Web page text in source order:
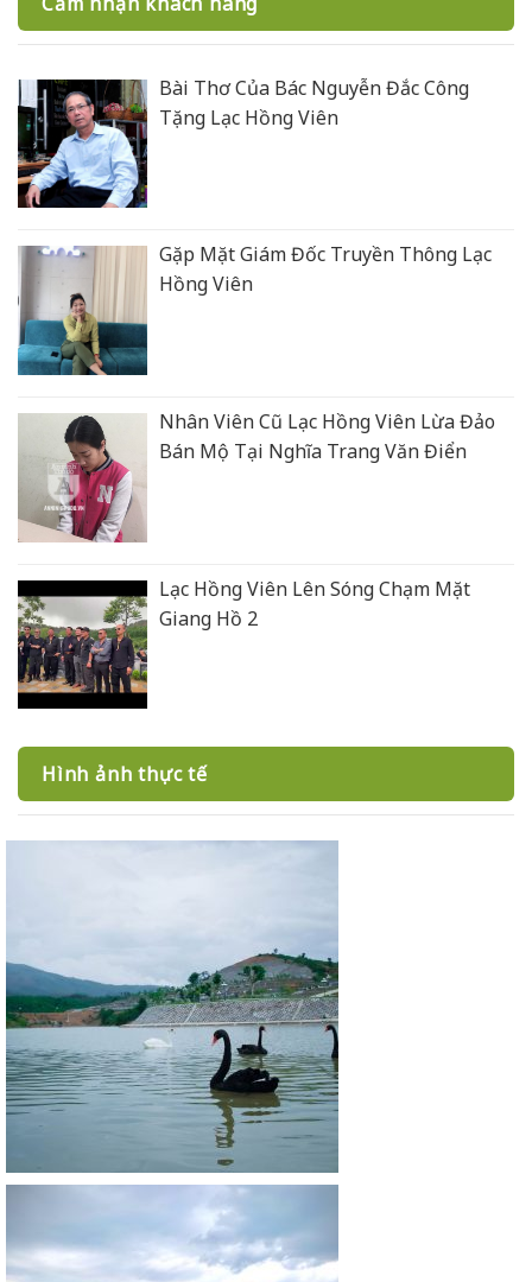
Bài Thơ Của Bác Nguyễn Đắc Công
Tặng Lạc Hồng Viên
Gặp Mặt Giám Đốc Truyền Thông Lạc
Hồng Viên
Nhân Viên Cũ Lạc Hồng Viên Lừa Đảo
Bán Mộ Tại Nghĩa Trang Văn Điển
Lạc Hồng Viên Lên Sóng Chạm Mặt
Giang Hồ 2
Hình ảnh thực tế